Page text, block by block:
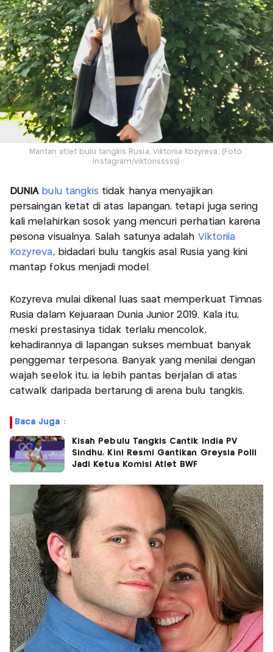
Mantan atlet bulu tangkis Rusia, Viktoriia Kozyreva. (Foto:
Instagram/viktorisssss)
DUNIA bulu tangkis tidak hanya menyajikan
persaingan ketat di atas lapangan, tetapi juga sering
kali melahirkan sosok yang mencuri perhatian karena
pesona visualnya. Salah satunya adalah Viktoriia
Kozyreva, bidadari bulu tangkis asal Rusia yang kini
mantap fokus menjadi model.
Kozyreva mulai dikenal luas saat memperkuat Timnas
Rusia dalam Kejuaraan Dunia Junior 2019. Kala itu,
meski prestasinya tidak terlalu mencolok,
kehadirannya di lapangan sukses membuat banyak
penggemar terpesona. Banyak yang menilai dengan
wajah seelok itu, ia lebih pantas berjalan di atas
catwalk daripada bertarung di arena bulu tangkis.
Baca Juga :
Kisah Pebulu Tangkis Cantik India PV
Sindhu, Kini Resmi Gantikan Greysia Polli
Jadi Ketua Komisi Atlet BWF